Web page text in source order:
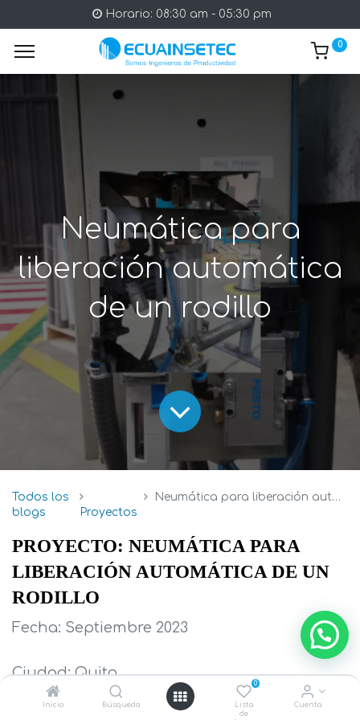
Inicio Búsqueda
0
Lista
de
Cuenta
Horario: 08:30 am - 05:30 pm
0
Neumática para
liberación automática
de un rodillo
Todos los
blogs
Proyectos
Neumática para liberación automática de un rodillo
PROYECTO: NEUMÁTICA PARA
LIBERACIÓN AUTOMÁTICA DE UN
RODILLO
Fecha: Septiembre 2023
Ciudad: Quito